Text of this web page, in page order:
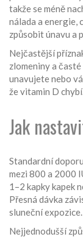
takže se méně
nálada a energie,
způsobit únavu a
Nejčastější
zlomeniny a
unavujete nebo
že vitamin D
Jak
Standardní
mezi 800 a 2000
1–2 kapky kapek
Přesná dávka
sluneční expozice.
Nejjednodušší